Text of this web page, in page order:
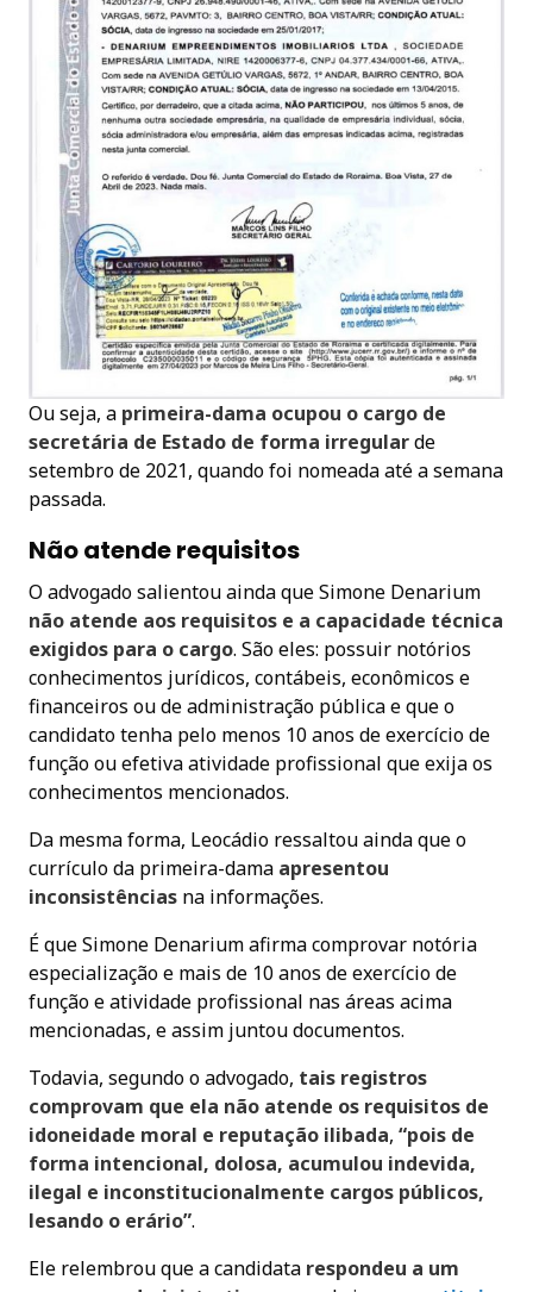
Ou seja, a primeira-dama ocupou o cargo de
secretária de Estado de forma irregularde
setembro de 2021, quando foi nomeada até a semana
passada.
Não atende requisitos
O advogado salientou ainda que Simone Denarium
não atende aos requisitos e a capacidade técnica
exigidos para o cargo. São eles: possuir notórios
conhecimentos jurídicos, contábeis, econômicos e
financeiros ou de administração pública e que o
candidato tenha pelo menos 10 anos de exercício de
função ou efetiva atividade profissional que exija os
conhecimentos mencionados.
Da mesma forma, Leocádio ressaltou ainda que o
currículo da primeira-dama apresentou
inconsistências na informações.
É que Simone Denarium afirma comprovar notória
especialização e mais de 10 anos de exercício de
função e atividade profissional nas áreas acima
mencionadas, e assim juntou documentos.
Todavia, segundo o advogado, tais registros
comprovam que ela não atende os requisitos de
idoneidade moral e reputação ilibada, “pois de
forma intencional, dolosa, acumulou indevida,
ilegal e inconstitucionalmente cargos públicos,
lesando o erário”.
Ele relembrou que a candidata respondeu a um